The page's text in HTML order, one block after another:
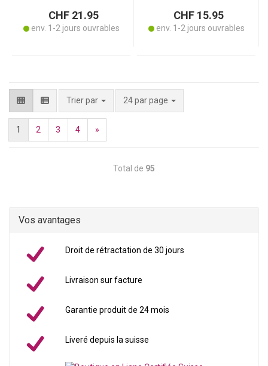
CHF 21.95
env. 1-2 jours ouvrables
CHF 15.95
env. 1-2 jours ouvrables
Trier par 24 par page
1 2 3 4 »
Total de 95
Vos avantages
Droit de rétractation de 30 jours
Livraison sur facture
Garantie produit de 24 mois
Liveré depuis la suisse